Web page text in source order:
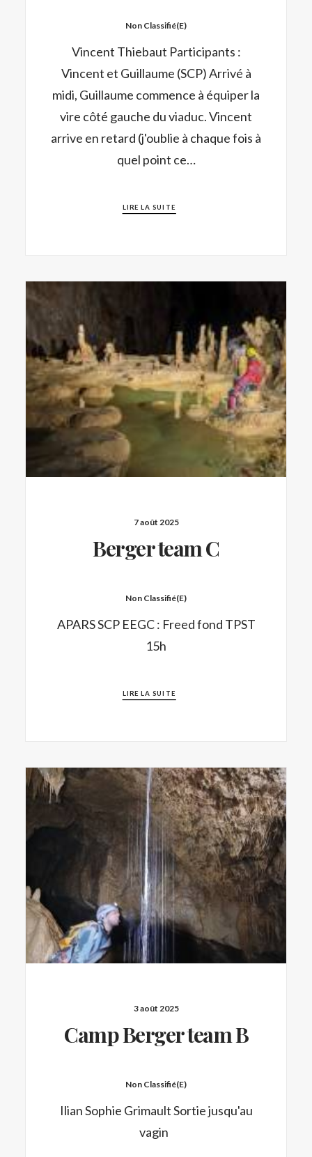
Non Classifié(e)
Vincent Thiebaut Participants :
Vincent et Guillaume (SCP) Arrivé à
midi, Guillaume commence à équiper la
vire côté gauche du viaduc. Vincent
arrive en retard (j'oublie à chaque fois à
quel point ce…
LIRE LA SUITE
7 août 2025
Berger team C
Non Classifié(e)
APARS SCP EEGC : Freed fond TPST
15h
LIRE LA SUITE
3 août 2025
Camp Berger team B
Non Classifié(e)
Ilian Sophie Grimault Sortie jusqu'au
vagin